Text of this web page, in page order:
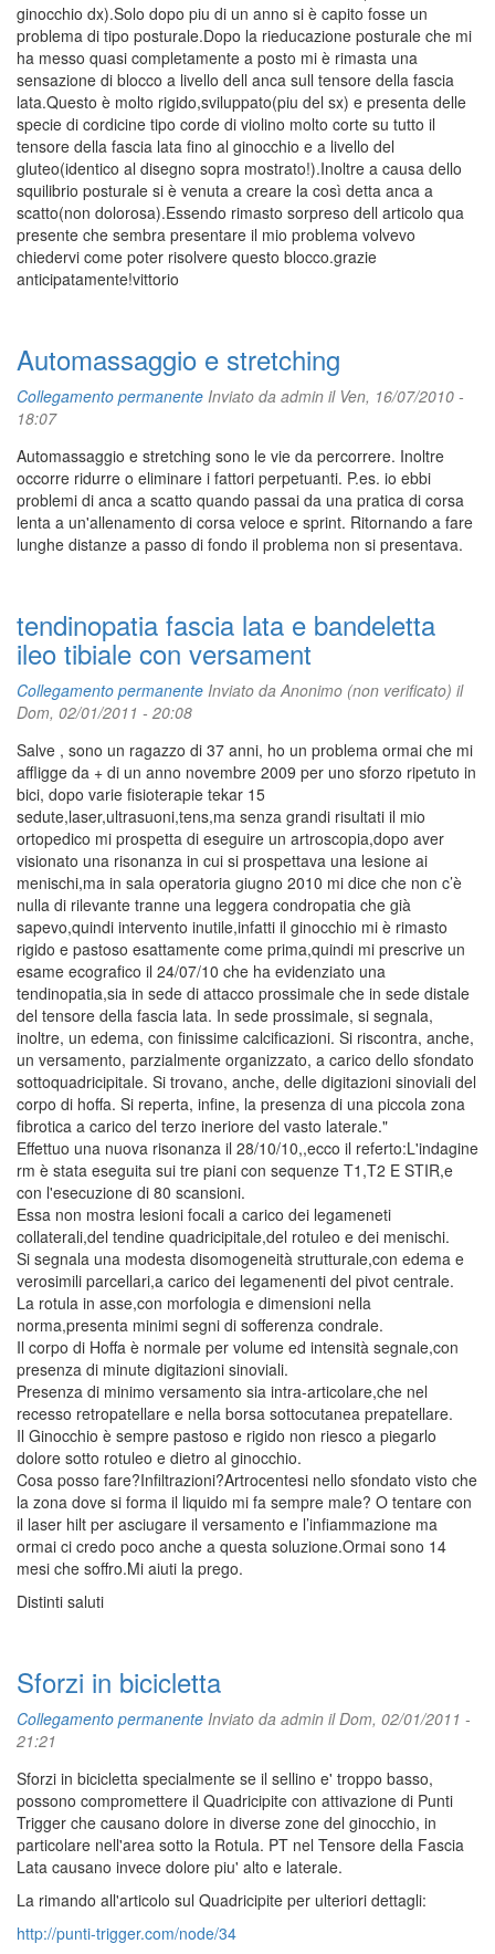
ginocchio dx).Solo dopo piu di un anno si è capito fosse un
problema di tipo posturale.Dopo la rieducazione posturale che mi
ha messo quasi completamente a posto mi è rimasta una
sensazione di blocco a livello dell anca sull tensore della fascia
lata.Questo è molto rigido,sviluppato(piu del sx) e presenta delle
specie di cordicine tipo corde di violino molto corte su tutto il
tensore della fascia lata fino al ginocchio e a livello del
gluteo(identico al disegno sopra mostrato!).Inoltre a causa dello
squilibrio posturale si è venuta a creare la così detta anca a
scatto(non dolorosa).Essendo rimasto sorpreso dell articolo qua
presente che sembra presentare il mio problema volvevo
chiedervi come poter risolvere questo blocco.grazie
anticipatamente!vittorio
Automassaggio e stretching
Collegamento permanente Inviato da admin il Ven, 16/07/2010 -
18:07
Automassaggio e stretching sono le vie da percorrere. Inoltre
occorre ridurre o eliminare i fattori perpetuanti. P.es. io ebbi
problemi di anca a scatto quando passai da una pratica di corsa
lenta a un'allenamento di corsa veloce e sprint. Ritornando a fare
lunghe distanze a passo di fondo il problema non si presentava.
tendinopatia fascia lata e bandeletta
ileo tibiale con versament
Collegamento permanente Inviato daAnonimo (non verificato) il
Dom, 02/01/2011 - 20:08
Salve , sono un ragazzo di 37 anni, ho un problema ormai che mi
affligge da + di un anno novembre 2009 per uno sforzo ripetuto in
bici, dopo varie fisioterapie tekar 15
sedute,laser,ultrasuoni,tens,ma senza grandi risultati il mio
ortopedico mi prospetta di eseguire un artroscopia,dopo aver
visionato una risonanza in cui si prospettava una lesione ai
menischi,ma in sala operatoria giugno 2010 mi dice che non c’è
nulla di rilevante tranne una leggera condropatia che già
sapevo,quindi intervento inutile,infatti il ginocchio mi è rimasto
rigido e pastoso esattamente come prima,quindi mi prescrive un
esame ecografico il 24/07/10 che ha evidenziato una
tendinopatia,sia in sede di attacco prossimale che in sede distale
del tensore della fascia lata. In sede prossimale, si segnala,
inoltre, un edema, con finissime calcificazioni. Si riscontra, anche,
un versamento, parzialmente organizzato, a carico dello sfondato
sottoquadricipitale. Si trovano, anche, delle digitazioni sinoviali del
corpo di hoffa. Si reperta, infine, la presenza di una piccola zona
fibrotica a carico del terzo ineriore del vasto laterale."
Effettuo una nuova risonanza il 28/10/10,,ecco il referto:L'indagine
rm è stata eseguita sui tre piani con sequenze T1,T2 E STIR,e
con l'esecuzione di 80 scansioni.
Essa non mostra lesioni focali a carico dei legameneti
collaterali,del tendine quadricipitale,del rotuleo e dei menischi.
Si segnala una modesta disomogeneità strutturale,con edema e
verosimili parcellari,a carico dei legamenenti del pivot centrale.
La rotula in asse,con morfologia e dimensioni nella
norma,presenta minimi segni di sofferenza condrale.
Il corpo di Hoffa è normale per volume ed intensità segnale,con
presenza di minute digitazioni sinoviali.
Presenza di minimo versamento sia intra-articolare,che nel
recesso retropatellare e nella borsa sottocutanea prepatellare.
Il Ginocchio è sempre pastoso e rigido non riesco a piegarlo
dolore sotto rotuleo e dietro al ginocchio.
Cosa posso fare?Infiltrazioni?Artrocentesi nello sfondato visto che
la zona dove si forma il liquido mi fa sempre male? O tentare con
il laser hilt per asciugare il versamento e l’infiammazione ma
ormai ci credo poco anche a questa soluzione.Ormai sono 14
mesi che soffro.Mi aiuti la prego.
Distinti saluti
Sforzi in bicicletta
Collegamento permanente Inviato da admin il Dom, 02/01/2011 -
21:21
Sforzi in bicicletta specialmente se il sellino e' troppo basso,
possono compromettere il Quadricipite con attivazione di Punti
Trigger che causano dolore in diverse zone del ginocchio, in
particolare nell'area sotto la Rotula. PT nel Tensore della Fascia
Lata causano invece dolore piu' alto e laterale.
La rimando all'articolo sul Quadricipite per ulteriori dettagli:
http://punti-trigger.com/node/34